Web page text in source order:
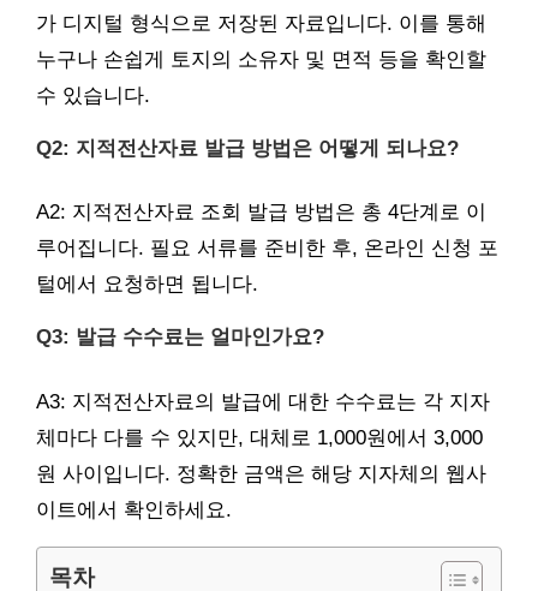
가 디지털 형식으로 저장된 자료입니다. 이를 통해
누구나 손쉽게 토지의 소유자 및 면적 등을 확인할
수 있습니다.
Q2: 지적전산자료 발급 방법은 어떻게 되나요?
A2: 지적전산자료 조회 발급 방법은 총 4단계로 이
루어집니다. 필요 서류를 준비한 후, 온라인 신청 포
털에서 요청하면 됩니다.
Q3: 발급 수수료는 얼마인가요?
A3: 지적전산자료의 발급에 대한 수수료는 각 지자
체마다 다를 수 있지만, 대체로 1,000원에서 3,000
원 사이입니다. 정확한 금액은 해당 지자체의 웹사
이트에서 확인하세요.
목차